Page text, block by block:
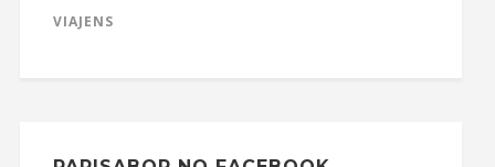
VIAJENS